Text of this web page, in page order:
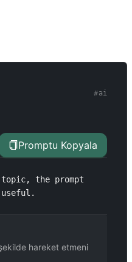
#ai
Promptu Kopyala
the prompt
hareket etmeni